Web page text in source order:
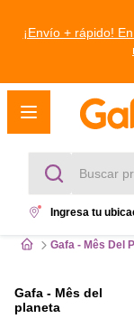
¡Envío + rápido!
Buscar productos
Ingresa tu
Gafa - Mês Del
Gafa - Mês del
planeta